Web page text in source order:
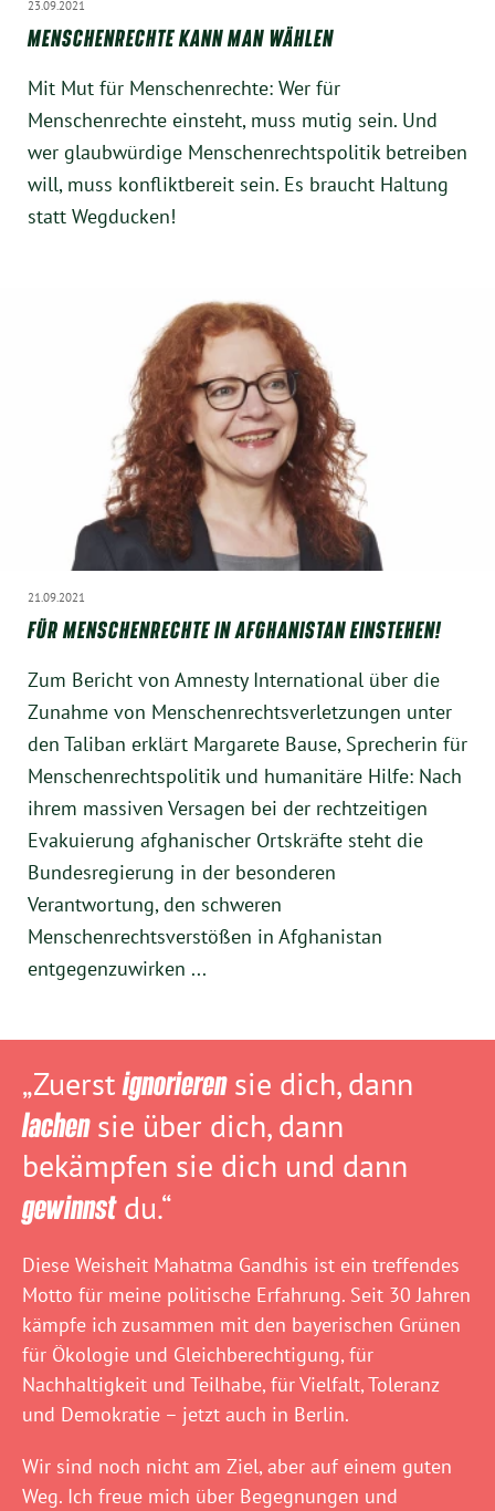
23.09.2021
MENSCHENRECHTE KANN MAN WÄHLEN
Mit Mut für Menschenrechte: Wer für
Menschenrechte einsteht, muss mutig sein. Und
wer glaubwürdige Menschenrechtspolitik betreiben
will, muss konfliktbereit sein. Es braucht Haltung
statt Wegducken!
21.09.2021
FÜR MENSCHENRECHTE IN AFGHANISTAN EINSTEHEN!
Zum Bericht von Amnesty International über die
Zunahme von Menschenrechtsverletzungen unter
den Taliban erklärt Margarete Bause, Sprecherin für
Menschenrechtspolitik und humanitäre Hilfe: Nach
ihrem massiven Versagen bei der rechtzeitigen
Evakuierung afghanischer Ortskräfte steht die
Bundesregierung in der besonderen
Verantwortung, den schweren
Menschenrechtsverstößen in Afghanistan
entgegenzuwirken ...
„Zuerstignorierensie dich, dann
lachensie über dich, dann
bekämpfen sie dich und dann
gewinnstdu.“
Diese Weisheit Mahatma Gandhis ist ein treffendes
Motto für meine politische Erfahrung. Seit 30 Jahren
kämpfe ich zusammen mit den bayerischen Grünen
für Ökologie und Gleichberechtigung, für
Nachhaltigkeit und Teilhabe, für Vielfalt, Toleranz
und Demokratie – jetzt auch in Berlin.
Wir sind noch nicht am Ziel, aber auf einem guten
Weg. Ich freue mich über Begegnungen und